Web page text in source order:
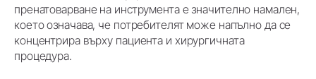
пренатоварване на инструмента е значително намален,
което означава, че потребителят може напълно да се
концентрира върху пациента и хирургичната
процедура.